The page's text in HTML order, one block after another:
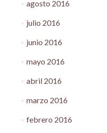
agosto 2016
julio 2016
junio 2016
mayo 2016
abril 2016
marzo 2016
febrero 2016